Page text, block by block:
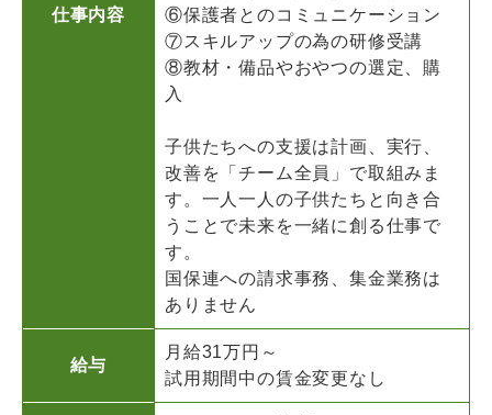
仕事内容
⑥保護者とのコミュニケーション
⑦スキルアップの為の研修受講
⑧教材・備品やおやつの選定、購
入
子供たちへの支援は計画、実行、
改善を「チーム全員」で取組みま
す。一人一人の子供たちと向き合
うことで未来を一緒に創る仕事で
す。
国保連への請求事務、集金業務は
ありません
給与
月給31万円～
試用期間中の賃金変更なし